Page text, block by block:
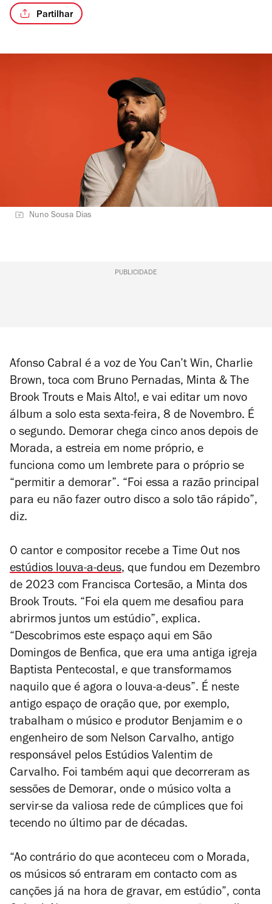
Partilhar
Nuno Sousa Dias
PUBLICIDADE
Afonso Cabral é a voz de You Can’t Win, Charlie
Brown, toca com Bruno Pernadas, Minta & The
Brook Trouts e Mais Alto!, e vai editar um novo
álbum a solo esta sexta-feira, 8 de Novembro. É
o segundo. Demorar chega cinco anos depois de
Morada, a estreia em nome próprio, e
funciona como um lembrete para o próprio se
“permitir a demorar”. “Foi essa a razão principal
para eu não fazer outro disco a solo tão rápido”,
diz.
O cantor e compositor recebe a Time Out nos
estúdios louva-a-deus, que fundou em Dezembro
de 2023 com Francisca Cortesão, a Minta dos
Brook Trouts. “Foi ela quem me desafiou para
abrirmos juntos um estúdio”, explica.
“Descobrimos este espaço aqui em São
Domingos de Benfica, que era uma antiga igreja
Baptista Pentecostal, e que transformamos
naquilo que é agora o louva-a-deus”. É neste
antigo espaço de oração que, por exemplo,
trabalham o músico e produtor Benjamim e o
engenheiro de som Nelson Carvalho, antigo
responsável pelos Estúdios Valentim de
Carvalho. Foi também aqui que decorreram as
sessões de Demorar, onde o músico volta a
servir-se da valiosa rede de cúmplices que foi
tecendo no último par de décadas.
“Ao contrário do que aconteceu com o Morada,
os músicos só entraram em contacto com as
canções já na hora de gravar, em estúdio”, conta